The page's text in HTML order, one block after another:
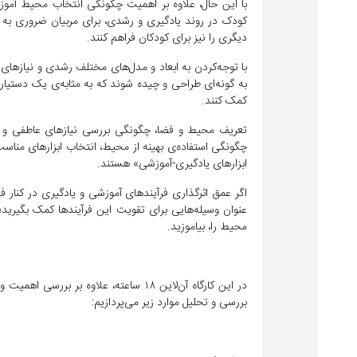
با این حال،‌ علاوه بر اهمیت چگونگی انتخاب محیط
کودک در روند یادگیری و رشدی، برای مربیان ضروری به
دیگری را نیز برای کودکان فراهم کنند.
با توجه‌کردن به ابعاد و مدل‌های مختلف رشدی و نیازهای
به گونه‌ای طراحی و چیده شوند که به مثابه‌ی یک
کمک کنند.
تعریف محیط و فضا، چگونگی بررسی نیازهای عاطفی و
چگونگی استفاده‌‌ی بهینه از محیط، انتخاب ابزارهای
ابزارهای یادگیری-آموزشی» هستند.
اگر عمق اثرگذاری فرآیندهای آموزشی و یادگیری در
عنوان وسیله‌هایی برای تقویت این فرآیندها کمک
محیط را، بیاموزید.
در این کارگاه آن‌لاین ۱۸ ساعته،
بررسی و تحلیل موارد زیر می‌‌پردازیم: